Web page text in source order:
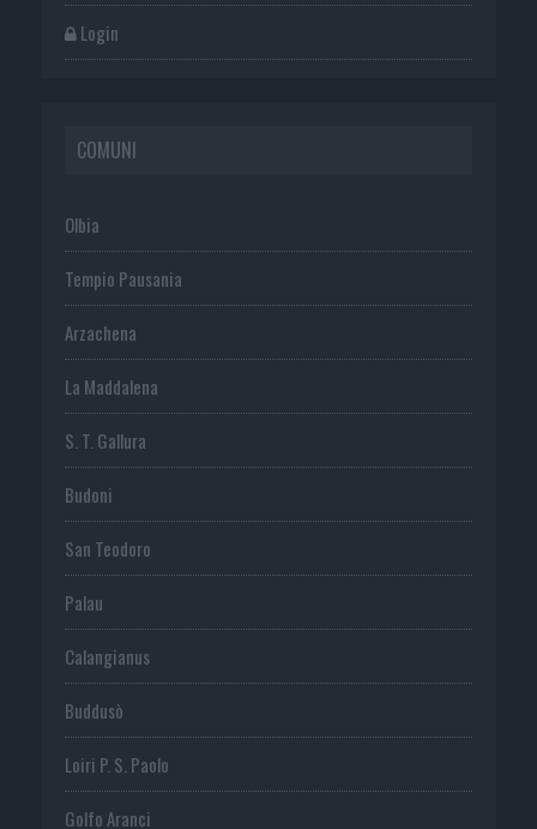
Login
COMUNI
Olbia
Tempio Pausania
Arzachena
La Maddalena
S. T. Gallura
Budoni
San Teodoro
Palau
Calangianus
Buddusò
Loiri P. S. Paolo
Golfo Aranci